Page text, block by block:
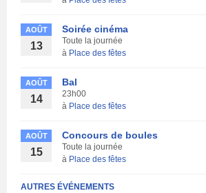
AOÛT
13
Soirée cinéma
Toute la journée
à Place des fêtes
AOÛT
14
Bal
23h00
à Place des fêtes
AOÛT
15
Concours de boules
Toute la journée
à Place des fêtes
AUTRES ÉVÉNEMENTS